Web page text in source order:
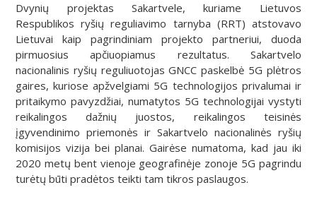
Dvynių projektas Sakartvele, kuriame Lietuvos
Respublikos ryšių reguliavimo tarnyba (RRT) atstovavo
Lietuvai kaip pagrindiniam projekto partneriui, duoda
pirmuosius apčiuopiamus rezultatus. Sakartvelo
nacionalinis ryšių reguliuotojas GNCC paskelbė 5G plėtros
gaires, kuriose apžvelgiami 5G technologijos privalumai ir
pritaikymo pavyzdžiai, numatytos 5G technologijai vystyti
reikalingos dažnių juostos, reikalingos teisinės
įgyvendinimo priemonės ir Sakartvelo nacionalinės ryšių
komisijos vizija bei planai. Gairėse numatoma, kad jau iki
2020 metų bent vienoje geografinėje zonoje 5G pagrindu
turėtų būti pradėtos teikti tam tikros paslaugos.